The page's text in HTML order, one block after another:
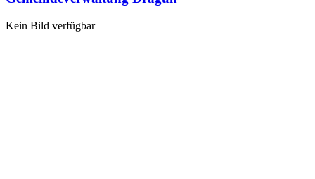
Kein Bild verfügbar